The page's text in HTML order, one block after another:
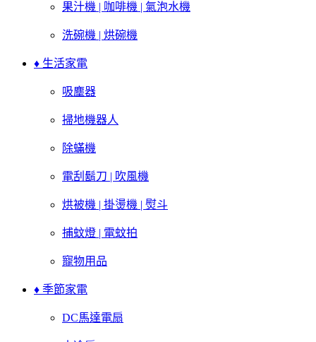
果汁機 | 咖啡機 | 氣泡水機
洗碗機 | 烘碗機
♦ 生活家電
吸塵器
掃地機器人
除蟎機
電刮鬍刀 | 吹風機
烘被機 | 掛燙機 | 熨斗
捕蚊燈 | 電蚊拍
寵物用品
♦ 季節家電
DC馬達電扇